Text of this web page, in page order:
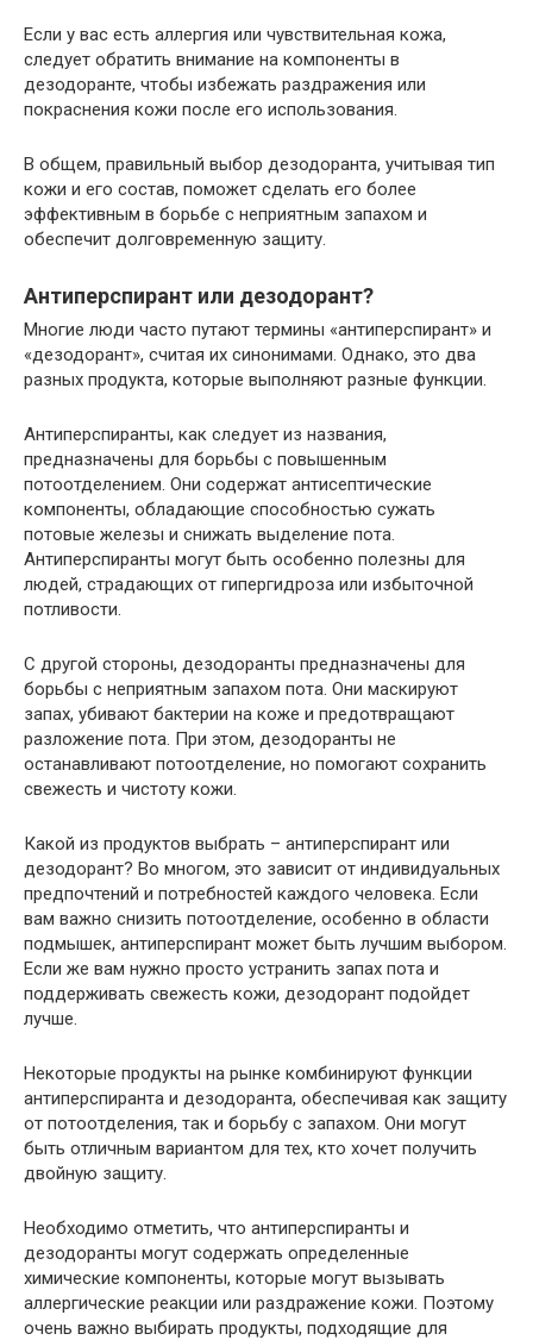
Если у вас есть аллергия или чувствительная кожа,
следует обратить внимание на компоненты в
дезодоранте, чтобы избежать раздражения или
покраснения кожи после его использования.
В общем, правильный выбор дезодоранта, учитывая тип
кожи и его состав, поможет сделать его более
эффективным в борьбе с неприятным запахом и
обеспечит долговременную защиту.
Антиперспирант или дезодорант?
Многие люди часто путают термины «антиперспирант» и
«дезодорант», считая их синонимами. Однако, это два
разных продукта, которые выполняют разные функции.
Антиперспиранты, как следует из названия,
предназначены для борьбы с повышенным
потоотделением. Они содержат антисептические
компоненты, обладающие способностью сужать
потовые железы и снижать выделение пота.
Антиперспиранты могут быть особенно полезны для
людей, страдающих от гипергидроза или избыточной
потливости.
С другой стороны, дезодоранты предназначены для
борьбы с неприятным запахом пота. Они маскируют
запах, убивают бактерии на коже и предотвращают
разложение пота. При этом, дезодоранты не
останавливают потоотделение, но помогают сохранить
свежесть и чистоту кожи.
Какой из продуктов выбрать – антиперспирант или
дезодорант? Во многом, это зависит от индивидуальных
предпочтений и потребностей каждого человека. Если
вам важно снизить потоотделение, особенно в области
подмышек, антиперспирант может быть лучшим выбором.
Если же вам нужно просто устранить запах пота и
поддерживать свежесть кожи, дезодорант подойдет
лучше.
Некоторые продукты на рынке комбинируют функции
антиперспиранта и дезодоранта, обеспечивая как защиту
от потоотделения, так и борьбу с запахом. Они могут
быть отличным вариантом для тех, кто хочет получить
двойную защиту.
Необходимо отметить, что антиперспиранты и
дезодоранты могут содержать определенные
химические компоненты, которые могут вызывать
аллергические реакции или раздражение кожи. Поэтому
очень важно выбирать продукты, подходящие для